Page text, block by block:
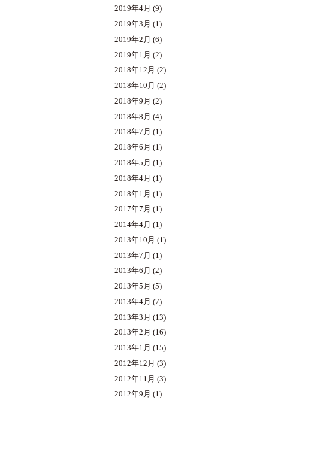
2019年4月 (9)
2019年3月 (1)
2019年2月 (6)
2019年1月 (2)
2018年12月 (2)
2018年10月 (2)
2018年9月 (2)
2018年8月 (4)
2018年7月 (1)
2018年6月 (1)
2018年5月 (1)
2018年4月 (1)
2018年1月 (1)
2017年7月 (1)
2014年4月 (1)
2013年10月 (1)
2013年7月 (1)
2013年6月 (2)
2013年5月 (5)
2013年4月 (7)
2013年3月 (13)
2013年2月 (16)
2013年1月 (15)
2012年12月 (3)
2012年11月 (3)
2012年9月 (1)